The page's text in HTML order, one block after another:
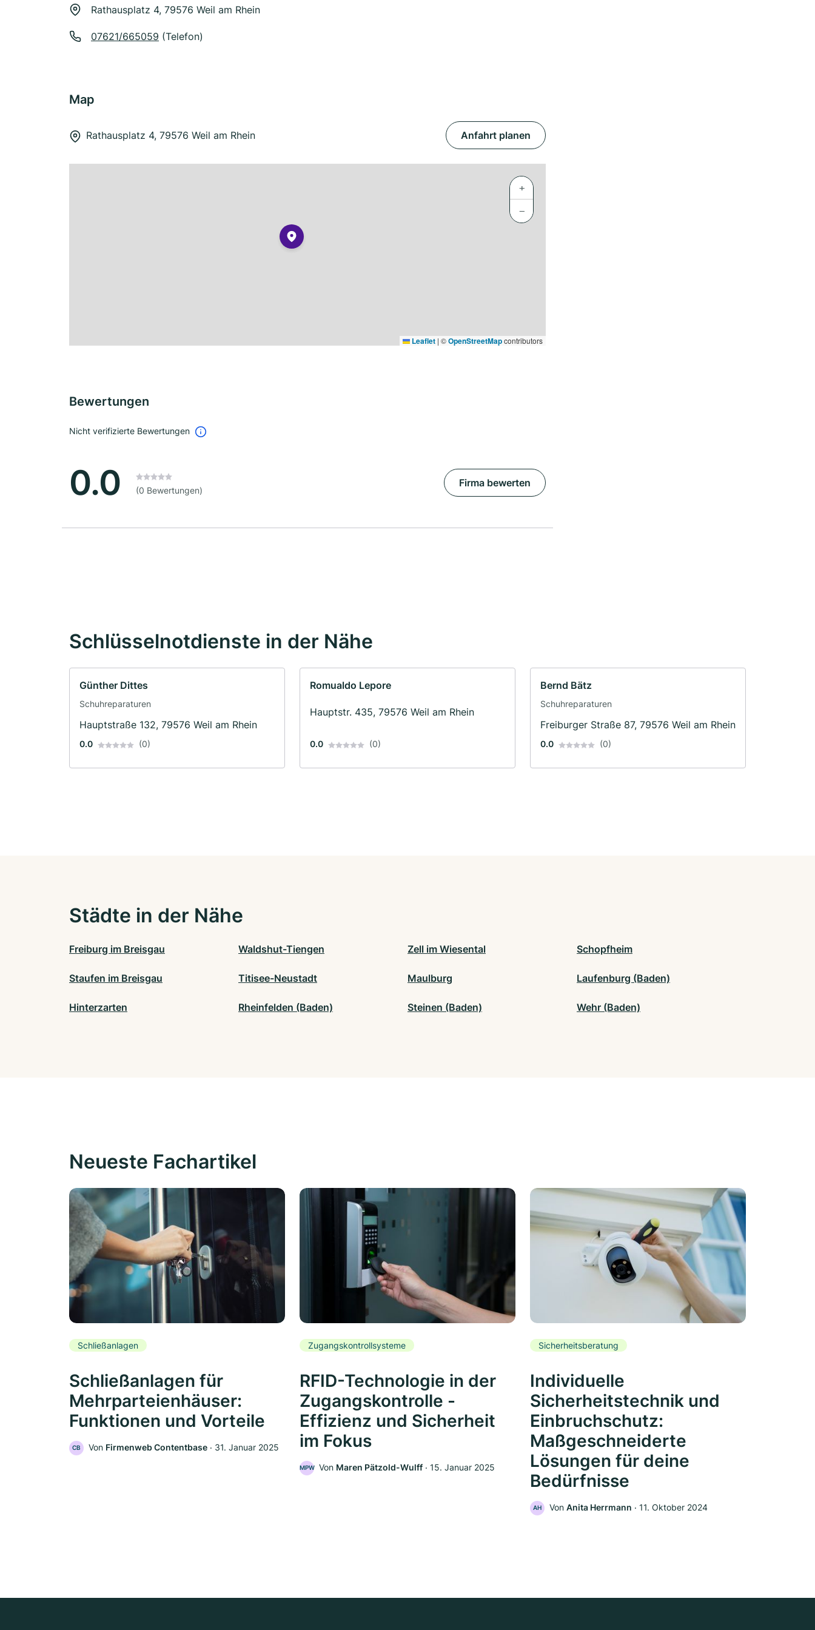
Rathausplatz 4, 79576 Weil am Rhein
07621/665059 (Telefon)
Map
Rathausplatz 4, 79576 Weil am Rhein Anfahrt planen
+
−
Leaflet | ©OpenStreetMapcontributors
Bewertungen
Nicht verifizierte Bewertungen
0.0 (0 Bewertungen)
Firma bewerten
Schlüsselnotdienste in der Nähe
Günther Dittes
Schuhreparaturen
Hauptstraße 132, 79576 Weil am Rhein
0.0 (0)
Romualdo Lepore
Hauptstr. 435, 79576 Weil am Rhein
0.0 (0)
Bernd Bätz
Schuhreparaturen
Freiburger Straße 87, 79576 Weil am Rhein
0.0 (0)
Städte in der Nähe
Freiburg im Breisgau Waldshut-Tiengen Zell im Wiesental Schopfheim
Staufen im Breisgau Titisee-Neustadt Maulburg Laufenburg (Baden)
Hinterzarten Rheinfelden (Baden) Steinen (Baden) Wehr (Baden)
Neueste Fachartikel
Schließanlagen
Schließanlagen für
Mehrparteienhäuser:
Funktionen und Vorteile
CB Von Firmenweb Contentbase ‧ 31. Januar 2025
Zugangskontrollsysteme
RFID-Technologie in der
Zugangskontrolle -
Effizienz und Sicherheit
im Fokus
MPW Von Maren Pätzold-Wulff ‧ 15. Januar 2025
Sicherheitsberatung
Individuelle
Sicherheitstechnik und
Einbruchschutz:
Maßgeschneiderte
Lösungen für deine
Bedürfnisse
AH Von Anita Herrmann ‧ 11. Oktober 2024